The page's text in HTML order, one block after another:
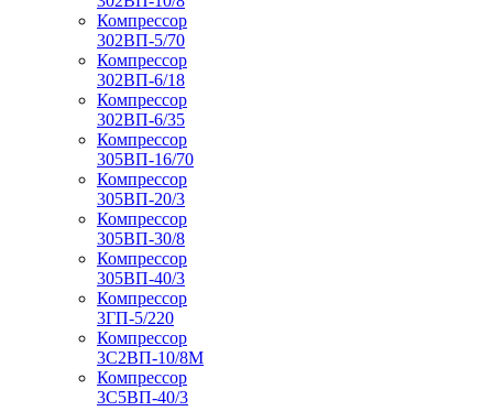
Компрессор
302ВП-5/70
Компрессор
302ВП-6/18
Компрессор
302ВП-6/35
Компрессор
305ВП-16/70
Компрессор
305ВП-20/3
Компрессор
305ВП-30/8
Компрессор
305ВП-40/3
Компрессор
3ГП-5/220
Компрессор
3С2ВП-10/8М
Компрессор
3С5ВП-40/3